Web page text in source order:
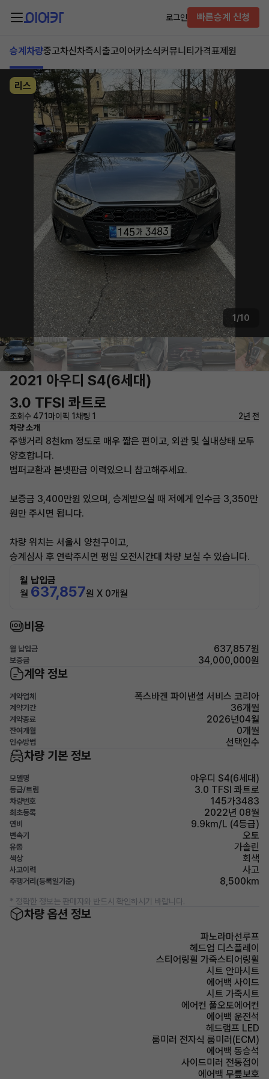
로그인 빠른승계 신청
승계차량중고차신차즉시출고이어카소식커뮤니티 가격표제원
리스
1/10
2021 아우디 S4(6세대)
3.0 TFSI 콰트로
조회수 471 마이픽 1채팅 1
2년 전
차량 소개
주행거리 8천km 정도로 매우 짧은 편이고, 외관 및 실내상태 모두
양호합니다.
범퍼교환과 본넷판금 이력있으니 참고해주세요.
보증금 3,400만원 있으며, 승계받으실 때 저에게 인수금 3,350만
원만 주시면 됩니다.
차량 위치는 서울시 양천구이고,
승계심사 후 연락주시면 평일 오전시간대 차량 보실 수 있습니다.
월 납입금
월 637,857원 X 0개월
비용
월 납입금 637,857원
보증금 34,000,000원
계약 정보
계약업체 폭스바겐 파이낸셜 서비스 코리아
계약기간 36개월
계약종료 2026년04월
잔여개월 0개월
인수방법 선택인수
차량 기본 정보
모델명 아우디 S4(6세대)
등급/트림 3.0 TFSI 콰트로
차량번호 145가3483
최초등록 2022년 08월
연비 9.9km/L (4등급)
변속기 오토
유종 가솔린
색상 회색
사고이력 사고
주행거리(등록일기준) 8,500km
* 정확한 정보는 판매자와 반드시 확인하시기 바랍니다.
차량 옵션 정보
파노라마선루프
헤드업 디스플레이
스티어링휠 가죽스티어링휠
시트 안마시트
에어백 사이드
시트 가죽시트
에어컨 풀오토에어컨
에어백 운전석
헤드램프 LED
룸미러 전자식 룸미러(ECM)
에어백 동승석
사이드미러 전동접이
에어백 무릎보호